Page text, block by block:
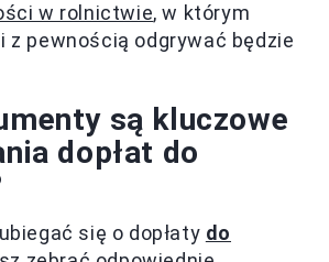
w rolnictwie, w którym
z pewnością odgrywać będzie
są kluczowe
dopłat do
się o dopłaty do